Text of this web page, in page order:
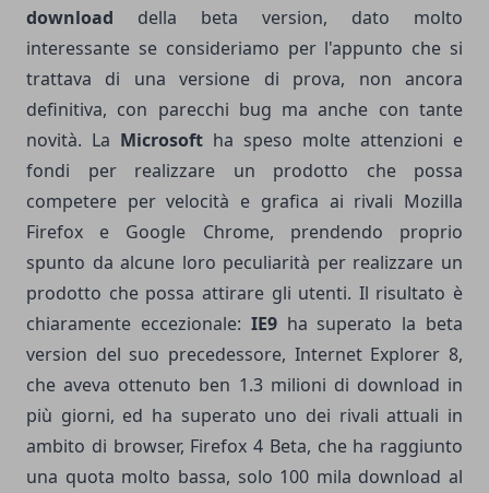
download della beta version, dato molto
interessante se consideriamo per l'appunto che si
trattava di una versione di prova, non ancora
definitiva, con parecchi bug ma anche con tante
novità. La Microsoft ha speso molte attenzioni e
fondi per realizzare un prodotto che possa
competere per velocità e grafica ai rivali Mozilla
Firefox e Google Chrome, prendendo proprio
spunto da alcune loro peculiarità per realizzare un
prodotto che possa attirare gli utenti. Il risultato è
chiaramente eccezionale: IE9 ha superato la beta
version del suo precedessore, Internet Explorer 8,
che aveva ottenuto ben 1.3 milioni di download in
più giorni, ed ha superato uno dei rivali attuali in
ambito di browser, Firefox 4 Beta, che ha raggiunto
una quota molto bassa, solo 100 mila download al